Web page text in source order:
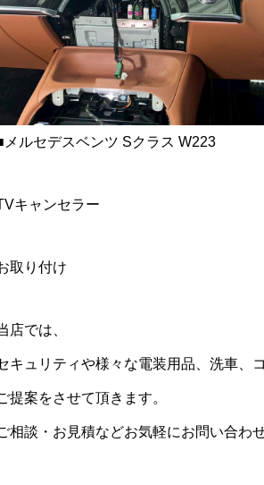
メルセデスベンツ Sクラス W223
キャンセラー
取り付け
店では、
キュリティや様々な電装用品、洗車、
提案をさせて頂きます。
相談・お見積などお気軽にお問い合わ